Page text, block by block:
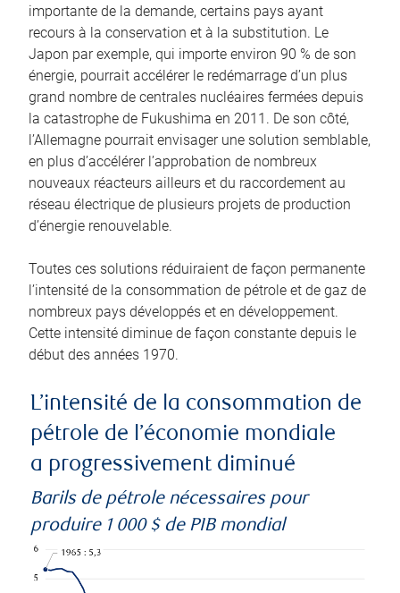
importante de la demande, certains pays ayant
recours à la conservation et à la substitution. Le
Japon par exemple, qui importe environ 90 % de son
énergie, pourrait accélérer le redémarrage d’un plus
grand nombre de centrales nucléaires fermées depuis
la catastrophe de Fukushima en 2011. De son côté,
l’Allemagne pourrait envisager une solution semblable,
en plus d’accélérer l’approbation de nombreux
nouveaux réacteurs ailleurs et du raccordement au
réseau électrique de plusieurs projets de production
d’énergie renouvelable.
Toutes ces solutions réduiraient de façon permanente
l’intensité de la consommation de pétrole et de gaz de
nombreux pays développés et en développement.
Cette intensité diminue de façon constante depuis le
début des années 1970.
L’intensité de la consommation de
pétrole de l’économie mondiale
a progressivement diminué
Barils de pétrole nécessaires pour
produire 1 000 $ de PIB mondial